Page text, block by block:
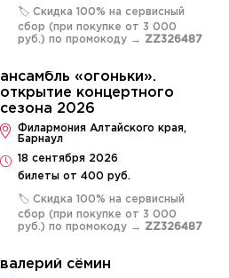
🏷️ Скидка 100% на сервисный
сбор (при покупке от 3 000
руб.) по промокоду → ZZ326487
ансамбль «огоньки».
открытие концертного
сезона 2026
Филармония Алтайского края,
Барнаул
18 сентября 2026
билеты от 400 руб.
🏷️ Скидка 100% на сервисный
сбор (при покупке от 3 000
руб.) по промокоду → ZZ326487
валерий сёмин